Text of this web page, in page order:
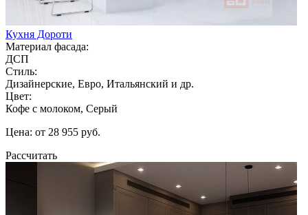
Кухня Дороти
Материал фасада:
ДСП
Стиль:
Дизайнерские, Евро, Итальянский и др.
Цвет:
Кофе с молоком, Серый
Цена: от 28 955 руб.
Рассчитать